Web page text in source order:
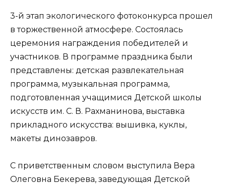
3-й этап экологического фотоконкурса прошел
в торжественной атмосфере. Состоялась
церемония награждения победителей и
участников. В программе праздника были
представлены: детская развлекательная
программа, музыкальная программа,
подготовленная учащимися Детской школы
искусств им. С. В. Рахманинова, выставка
прикладного искусства: вышивка, куклы,
макеты динозавров.
С приветственным словом выступила Вера
Олеговна Бекерева, заведующая Детской